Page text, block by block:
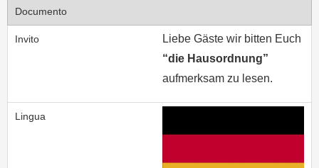
Liebe Gäste wir bitten Euch
“die Hausordnung”
aufmerksam zu lesen.